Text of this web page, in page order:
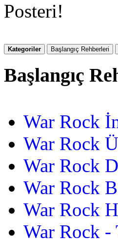
Posteri!
Kategoriler Başlangıç Rehberleri
Başlangıç
War Rock
War Rock
War Rock
War Rock
War Rock
War Rock